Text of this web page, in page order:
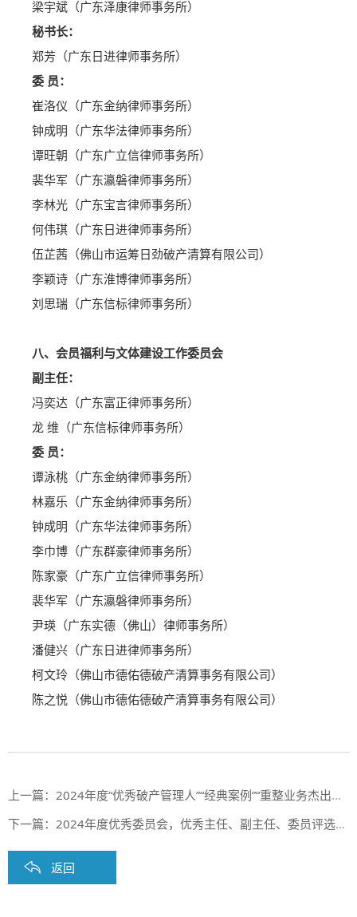
梁宇斌（广东泽康律师事务所）
秘书长：
郑芳（广东日进律师事务所）
委 员：
崔洛仪（广东金纳律师事务所）
钟成明（广东华法律师事务所）
谭旺朝（广东广立信律师事务所）
裴华军（广东瀛磐律师事务所）
李林光（广东宝言律师事务所）
何伟琪（广东日进律师事务所）
伍芷茜（佛山市运筹日劲破产清算有限公司）
李颖诗（广东淮博律师事务所）
刘思瑞（广东信标律师事务所）
八、会员福利与文体建设工作委员会
副主任：
冯奕达（广东富正律师事务所）
龙 维（广东信标律师事务所）
委 员：
谭泳桃（广东金纳律师事务所）
林嘉乐（广东金纳律师事务所）
钟成明（广东华法律师事务所）
李巾博（广东群豪律师事务所）
陈家豪（广东广立信律师事务所）
裴华军（广东瀛磐律师事务所）
尹瑛（广东实德（佛山）律师事务所）
潘健兴（广东日进律师事务所）
柯文玲（佛山市德佑德破产清算事务有限公司）
陈之悦（佛山市德佑德破产清算事务有限公司）
上一篇： 2024年度“优秀破产管理人”“经典案例”“重整业务杰出奖”“改革创新奖”“结案能手奖”评审结果公示
下一篇： 2024年度优秀委员会，优秀主任、副主任、委员评选结果公示
返回